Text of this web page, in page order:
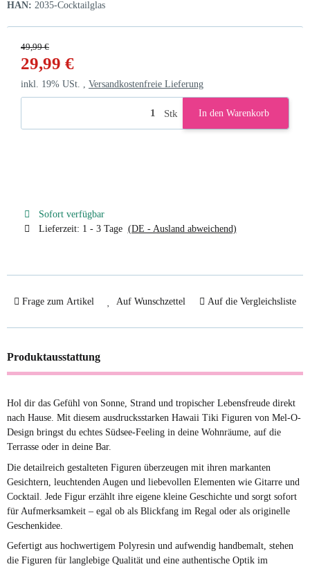
HAN: 2035-Cocktailglas
49,99 €
29,99 €
inkl. 19% USt. , Versandkostenfreie Lieferung
Stk In den Warenkorb
Sofort verfügbar
Lieferzeit: 1 - 3 Tage (DE - Ausland abweichend)
Frage zum Artikel Auf Wunschzettel Auf die Vergleichsliste
Produktausstattung
Hol dir das Gefühl von Sonne, Strand und tropischer Lebensfreude direkt
nach Hause. Mit diesem ausdrucksstarken Hawaii Tiki Figuren von Mel-O-
Design bringst du echtes Südsee-Feeling in deine Wohnräume, auf die
Terrasse oder in deine Bar.
Die detailreich gestalteten Figuren überzeugen mit ihren markanten
Gesichtern, leuchtenden Augen und liebevollen Elementen wie Gitarre und
Cocktail. Jede Figur erzählt ihre eigene kleine Geschichte und sorgt sofort
für Aufmerksamkeit – egal ob als Blickfang im Regal oder als originelle
Geschenkidee.
Gefertigt aus hochwertigem Polyresin und aufwendig handbemalt, stehen
die Figuren für langlebige Qualität und eine authentische Optik im